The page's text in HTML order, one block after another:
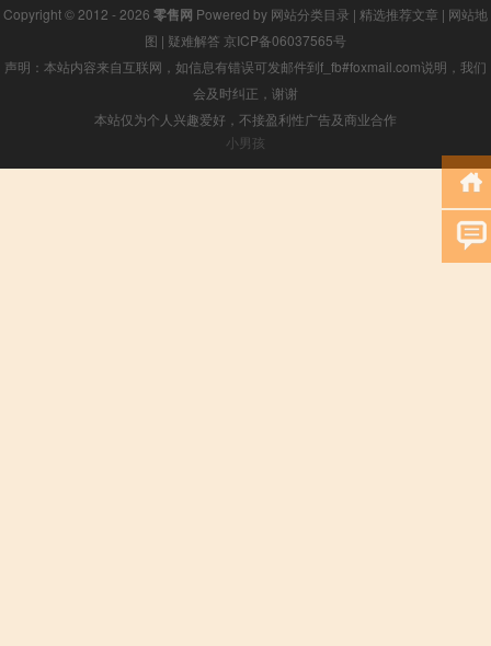
Copyright © 2012 - 2026 零售网 Powered by 网站分类目录 | 精选推荐文章 | 网站地
图 | 疑难解答 京ICP备06037565号
声明：本站内容来自互联网，如信息有错误可发邮件到f_fb#foxmail.com说明，我们
会及时纠正，谢谢
本站仅为个人兴趣爱好，不接盈利性广告及商业合作
小男孩